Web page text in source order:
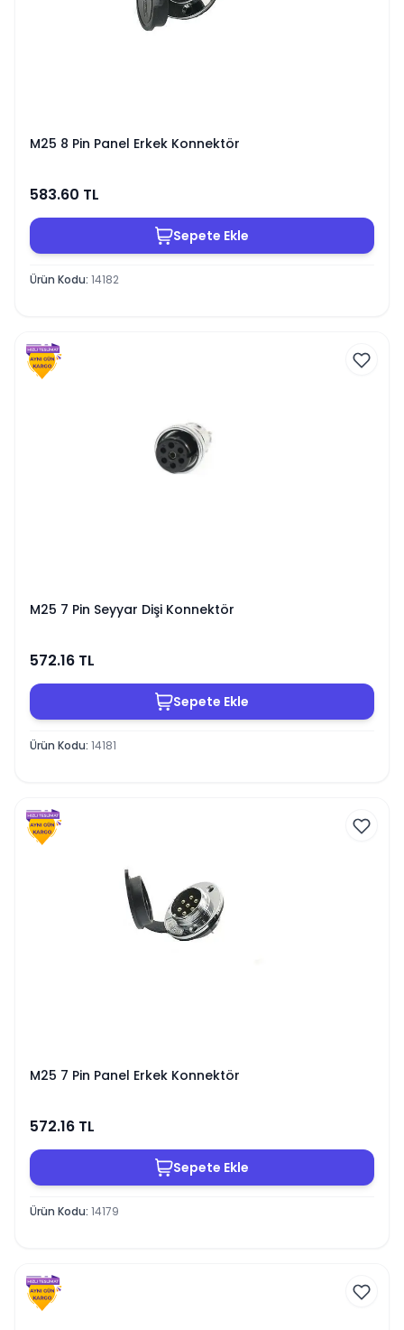
M25 8 Pin Panel Erkek Konnektör
583.60 TL
Sepete Ekle
Ürün Kodu: 14182
M25 7 Pin Seyyar Dişi Konnektör
572.16 TL
Sepete Ekle
Ürün Kodu: 14181
M25 7 Pin Panel Erkek Konnektör
572.16 TL
Sepete Ekle
Ürün Kodu: 14179